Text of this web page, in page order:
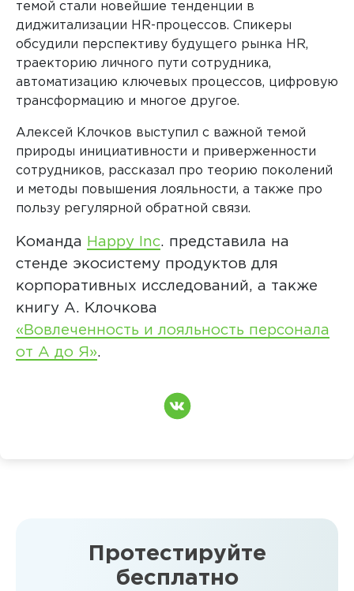
темой стали новейшие тенденции в
диджитализации HR-процессов. Спикеры
обсудили перспективу будущего рынка HR,
траекторию личного пути сотрудника,
автоматизацию ключевых процессов, цифровую
трансформацию и многое другое.
Алексей Клочков выступил с важной темой
природы инициативности и приверженности
сотрудников, рассказал про теорию поколений
и методы повышения лояльности, а также про
пользу регулярной обратной связи.
Команда Happy Inc. представила на
стенде экосистему продуктов для
корпоративных исследований, а также
книгу А. Клочкова
«Вовлеченность и лояльность персонала
от А до Я».
Протестируйте
бесплатно